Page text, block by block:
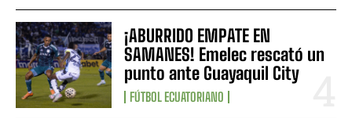
¡ABURRIDO EMPATE EN
SAMANES! Emelec rescató un
punto ante Guayaquil City
FÚTBOL ECUATORIANO